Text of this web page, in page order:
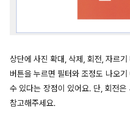
상단에 사진 확대, 삭제, 회전, 자르기
버튼을 누르면 필터와 조정도 나오
수 있다는 장점이 있어요. 단, 회전은
참고해주세요.